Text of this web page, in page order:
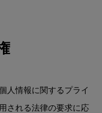
人情報に関するプライ
される法律の要求に応